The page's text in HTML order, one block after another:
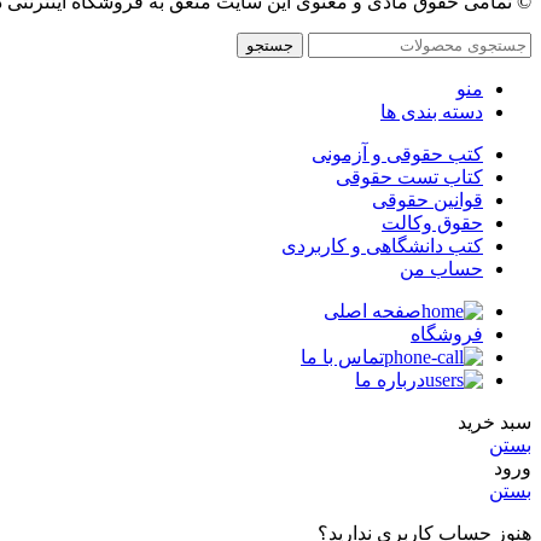
جستجو
منو
دسته بندی ها
کتب حقوقی و آزمونی
کتاب تست حقوقی
قوانین حقوقی
حقوق وکالت
کتب دانشگاهی و کاربردی
حساب من
صفحه اصلی
فروشگاه
تماس با ما
درباره ما
سبد خرید
بستن
ورود
بستن
هنوز حساب کاربری ندارید؟